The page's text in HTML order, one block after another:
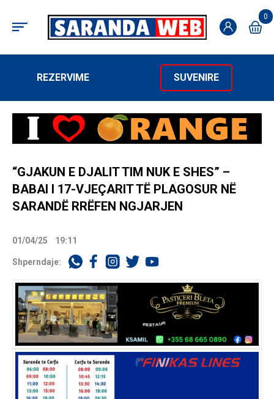
0
REZERVIME SUVENIRE
“GJAKUN E DJALIT TIM NUK E SHES” –
BABAI I 17-VJEÇARIT TË PLAGOSUR NË
SARANDË RRËFEN NGJARJEN
01/04/25 19:11
Shperndaje: